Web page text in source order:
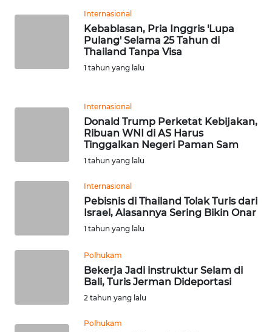
Internasional
Kebablasan, Pria Inggris 'Lupa
Pulang' Selama 25 Tahun di
Thailand Tanpa Visa
1 tahun yang lalu
Internasional
Donald Trump Perketat Kebijakan,
Ribuan WNI di AS Harus
Tinggalkan Negeri Paman Sam
1 tahun yang lalu
Internasional
Pebisnis di Thailand Tolak Turis dari
Israel, Alasannya Sering Bikin Onar
1 tahun yang lalu
Polhukam
Bekerja Jadi instruktur Selam di
Bali, Turis Jerman Dideportasi
2 tahun yang lalu
Polhukam
WN
BANTEN
KEPRI
WN
PAPUA
RIAU